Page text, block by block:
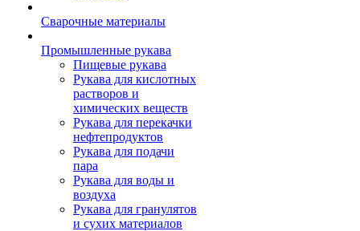
Сварочные материалы
Промышленные рукава
Пищевые рукава
Рукава для кислотных
растворов и
химических веществ
Рукава для перекачки
нефтепродуктов
Рукава для подачи
пара
Рукава для воды и
воздуха
Рукава для гранулятов
и сухих материалов